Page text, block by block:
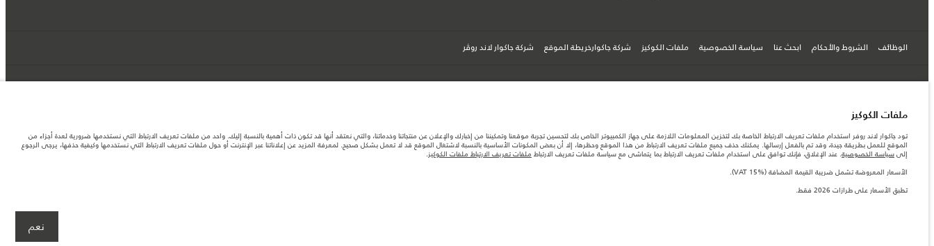
الوظائف الشروط والأحكام ابحث عنا سياسة الخصوصية ملفات الكوكيز شركة جاكوارخريطة الموقع شركة جاكوار لاند روڤر
السعودية, محمد يوسف ناغي للسيارات
المعلومات والمواصفات والأسعار والألوان المذكورة على هذا الموقع قد تختلف من بلد إلى آخر، كما أنّها قد تتغير بدون إشعار مسبق. الرجاء التواصل مع وكيلنا المحلي للتأكد من توفّرها والتحقق من الأسعار.
الأرقام المقدمة هي نتيجة لاختبارات المصنع الرسمية وفقاً لتشريعات الاتحاد الأوروبي. قد يتباين استهلك الوقود الفعلي للمركبة عن ذلك المتحقق في تلك الاختبارات كما أن هذه الأرقام بغرض المقارنة فحسب.
ملاحظة مهمة حول الصور والمواصفات. إن النقص العالمي في أشباه الموصلات يؤثر حاليًا في مواصفات تصميم السيارات وتوفر الخيارات وتوقيتات التصاميم. هذا ظرف ديناميكي للغاية، ونتيجة لذلك، قد لا تمثّل الصور المستخدَمة ضمن موقع الويب حاليًا المواصفات الحالية بالكامل بالنسبة إلى الميزات
والخيارات والحلية ومجموعات الألوان. يرجى استشارة وكيلك الذي سيتمكّن من تأكيد أي تقييدات حالية معك للسماح لك باتخاذ قرار مدروس
الأسعار المعروضة تشمل ضريبة القيمة المضافة (VAT).
ملفات الكوكيز
تود جاكوار لاند روفر استخدام ملفات تعريف الارتباط الخاصة بك لتخزين المعلومات اللازمة على جهاز الكمبيوتر الخاص بك لتحسين تجربة موقعنا وتمكيننا من إخبارك والإعلان عن منتجاتنا وخدماتنا، والتي نعتقد أنها قد تكون ذات أهمية بالنسبة إليك. واحد من ملفات تعريف الارتباط التي نستخدمها ضرورية لعدة أجزاء من
الموقع للعمل بطريقة جيدة، وقد تم بالفعل إرسالها. يمكنك حذف جميع ملفات تعريف الارتباط من هذا الموقع وحظرها، إلا أن بعض المكونات الأساسية بالنسبة لاشتغال الموقع قد لا تعمل بشكل صحيح. لمعرفة المزيد عن إعلاناتنا عبر الإنترنت أو حول ملفات تعريف الارتباط التي نستخدمها وكيفية حذفها، يرجى الرجوع
إلى سياسة الخصوصية. عند الإغلاق، فإنك توافق على استخدام ملفات تعريف الارتباط بما يتماشى مع سياسة ملفات تعريف الارتباط ملفات تعريف الارتباط ملفات الكوكيز.
الأسعار المعروضة تشمل ضريبة القيمة المضافة (VAT 15%).
تطبق الأسعار على طرازات 2026 فقط.
نعم